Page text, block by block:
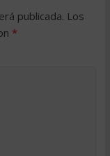
publicada. Los
*